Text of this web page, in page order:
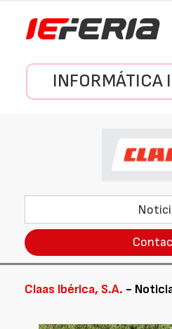
INFORMÁTICA
Claas Ibérica, S.A. -